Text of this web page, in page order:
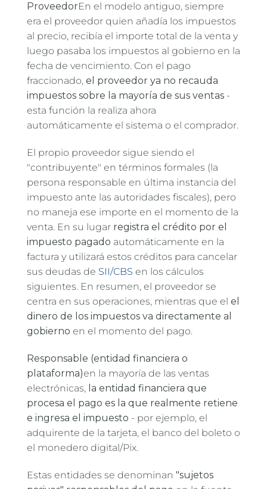
ProveedorEn el modelo antiguo, siempre
era el proveedor quien añadía los impuestos
al precio, recibía el importe total de la venta y
luego pasaba los impuestos al gobierno en la
fecha de vencimiento. Con el pago
fraccionado, el proveedor ya no recauda
impuestos sobre la mayoría de sus ventas -
esta función la realiza ahora
automáticamente el sistema o el comprador.
El propio proveedor sigue siendo el
"contribuyente" en términos formales (la
persona responsable en última instancia del
impuesto ante las autoridades fiscales), pero
no maneja ese importe en el momento de la
venta. En su lugar registra el crédito por el
impuesto pagado automáticamente en la
factura y utilizará estos créditos para cancelar
sus deudas de SII/CBS en los cálculos
siguientes. En resumen, el proveedor se
centra en sus operaciones, mientras que el el
dinero de los impuestos va directamente al
gobierno en el momento del pago.
Responsable (entidad financiera o
plataforma)en la mayoría de las ventas
electrónicas, la entidad financiera que
procesa el pago es la que realmente retiene
e ingresa el impuesto - por ejemplo, el
adquirente de la tarjeta, el banco del boleto o
el monedero digital/Pix.
Estas entidades se denominan "sujetos